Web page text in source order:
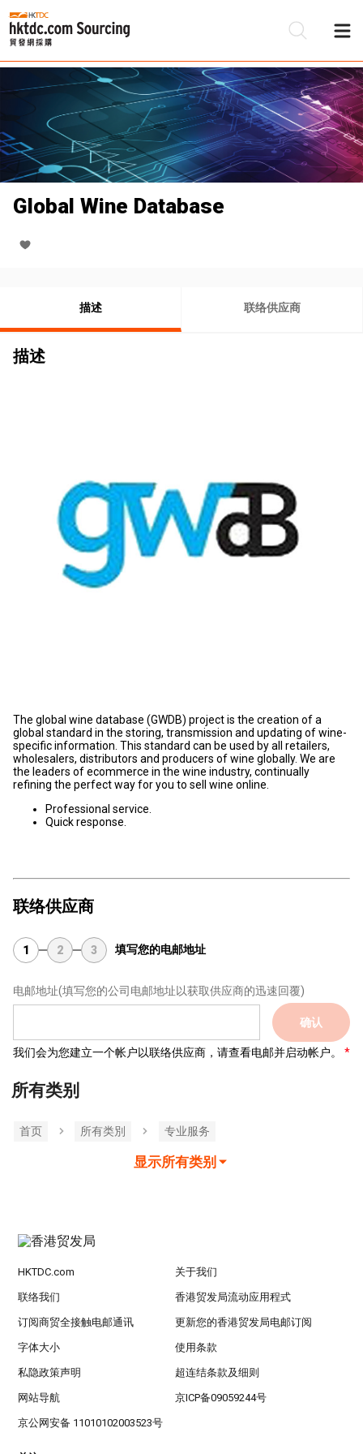
Global Wine Database
描述 联络供应商
描述
The global wine database (GWDB) project is the creation of a
global standard in the storing, transmission and updating of wine-
specific information. This standard can be used by all retailers,
wholesalers, distributors and producers of wine globally. We are
the leaders of ecommerce in the wine industry, continually
refining the perfect way for you to sell wine online.
Professional service.
Quick response.
联络供应商
1 2 3 填写您的电邮地址
电邮地址(填写您的公司电邮地址以获取供应商的迅速回覆)
确认
我们会为您建立一个帐户以联络供应商，请查看电邮并启动帐户。
所有类别
首页 所有类別 专业服务
显示所有类别
HKTDC.com 关于我们
联络我们 香港贸发局流动应用程式
订阅商贸全接触电邮通讯 更新您的香港贸发局电邮订阅
字体大小 使用条款
私隐政策声明 超连结条款及细则
网站导航 京ICP备09059244号
京公网安备 11010102003523号